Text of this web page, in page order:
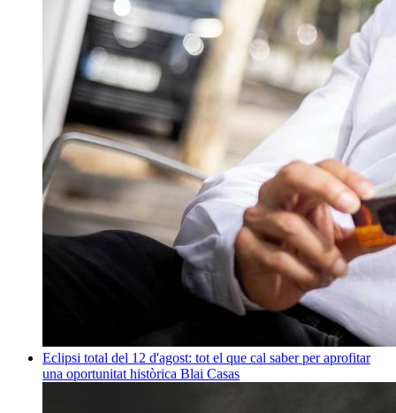
Eclipsi total del 12 d'agost: tot el que cal saber per aprofitar
una oportunitat històrica Blai Casas